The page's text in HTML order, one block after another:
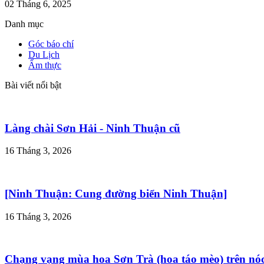
02 Tháng 6, 2025
Danh mục
Góc báo chí
Du Lịch
Ẩm thực
Bài viết nổi bật
Làng chài Sơn Hải - Ninh Thuận cũ
16 Tháng 3, 2026
[Ninh Thuận: Cung đường biển Ninh Thuận]
16 Tháng 3, 2026
Chạng vạng mùa hoa Sơn Trà (hoa táo mèo) trên